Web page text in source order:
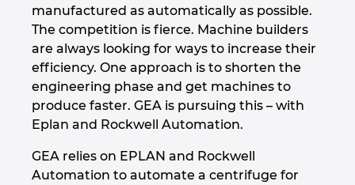
manufactured as automatically as possible.
The competition is fierce. Machine builders
are always looking for ways to increase their
efficiency. One approach is to shorten the
engineering phase and get machines to
produce faster. GEA is pursuing this – with
Eplan and Rockwell Automation.
GEA relies on EPLAN and Rockwell
Automation to automate a centrifuge for